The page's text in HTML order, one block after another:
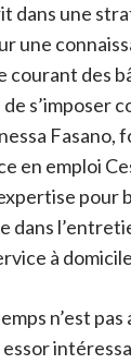
dans une
une
des
s’imposer
Fasano,
en emploi
pour
dans
à
n’est pas